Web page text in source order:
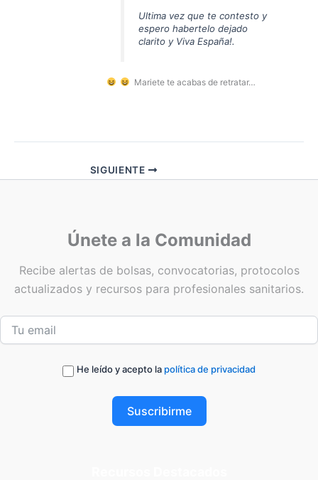
Ultima vez que te contesto y
espero habertelo dejado
clarito y Viva España!.
Mariete te acabas de retratar…
SIGUIENTE
Únete a la Comunidad
Recibe alertas de bolsas, convocatorias, protocolos
actualizados y recursos para profesionales sanitarios.
He leído y acepto la política de privacidad
Suscribirme